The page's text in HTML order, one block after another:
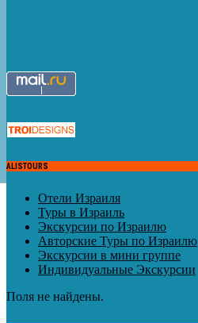
ALISTOURS
Отели Израиля
Туры в Израиль
Экскурсии по Израилю
Авторские Туры по Израилю
Экскурсии в мини группе
Индивидуальные Экскурсии
Поля не найдены.